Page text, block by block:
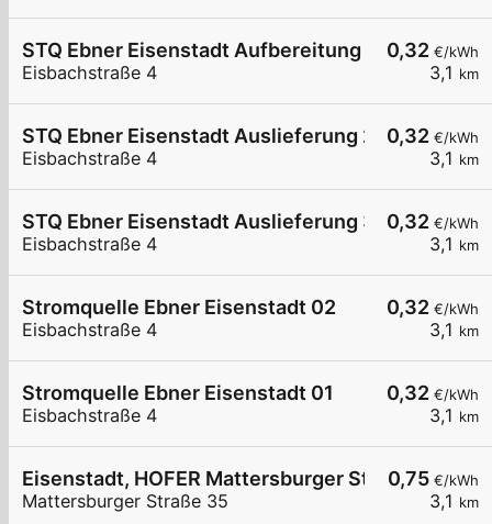
0,32 €/kWh
3,1 km
STQ Ebner Eisenstadt Aufbereitung 1
Eisbachstraße 4
0,32 €/kWh
3,1 km
STQ Ebner Eisenstadt Auslieferung 2
Eisbachstraße 4
0,32 €/kWh
3,1 km
STQ Ebner Eisenstadt Auslieferung 3
Eisbachstraße 4
0,32 €/kWh
3,1 km
Stromquelle Ebner Eisenstadt 02
Eisbachstraße 4
0,32 €/kWh
3,1 km
Stromquelle Ebner Eisenstadt 01
Eisbachstraße 4
0,75 €/kWh
3,1 km
Eisenstadt, HOFER Mattersburger Str.
Mattersburger Straße 35